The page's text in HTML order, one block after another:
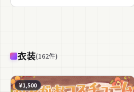
衣装(162件)
¥1,500